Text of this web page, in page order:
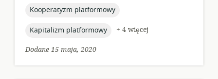
topic:
Kooperatyzm platformowy
topic:
Kapitalizm platformowy
+ 4 więcej
Dodane 15 maja, 2020